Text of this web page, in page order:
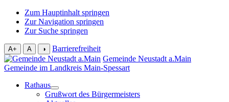
Zum Hauptinhalt springen
Zur Navigation springen
Zur Suche springen
A+ A ◑
Barrierefreiheit
Gemeinde Neustadt a.Main
Gemeinde im Landkreis Main-Spessart
Rathaus
Grußwort des Bürgermeisters